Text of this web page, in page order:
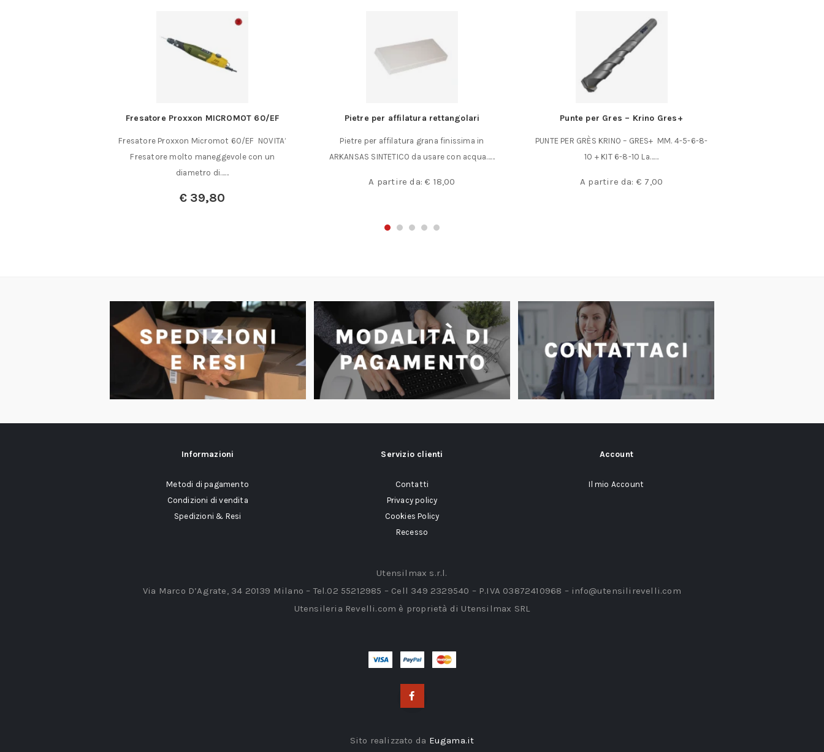
Fresatore Proxxon MICROMOT 60/EF
Fresatore Proxxon Micromot 60/EF NOVITA’
Fresatore molto maneggevole con un
diametro di……
€ 39,80
Pietre per affilatura rettangolari
Pietre per affilatura grana finissima in
ARKANSAS SINTETICO da usare con acqua……
A partire da:€ 18,00
Punte per Gres – Krino Gres+
PUNTE PER GRÈS KRINO – GRES+ MM. 4-5-6-8-
10 + KIT 6-8-10 La……
A partire da: € 7,00
Informazioni
Metodi di pagamento
Condizioni di vendita
Spedizioni & Resi
Servizio clienti
Contatti
Privacy policy
Cookies Policy
Recesso
Account
Il mio Account
Utensilmax s.r.l.
Via Marco D’Agrate, 34 20139 Milano – Tel.02 55212985 – Cell 349 2329540 – P.IVA 03872410968 – info@utensilirevelli.com
Utensileria Revelli.com è proprietà di Utensilmax SRL
Sito realizzato da Eugama.it